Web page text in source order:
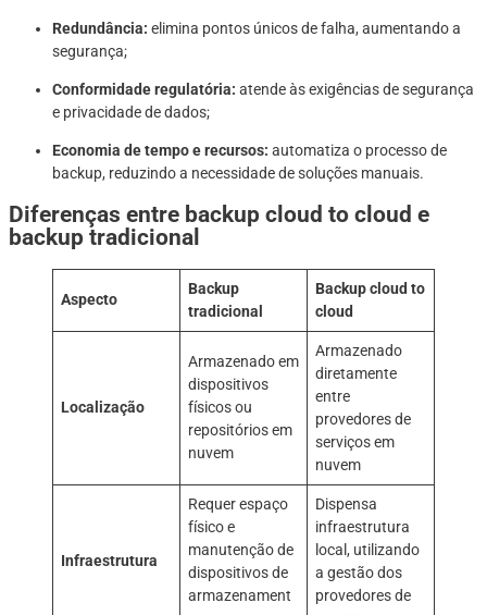
Redundância: elimina pontos únicos de falha, aumentando a
segurança;
Conformidade regulatória: atende às exigências de segurança
e privacidade de dados;
Economia de tempo e recursos: automatiza o processo de
backup, reduzindo a necessidade de soluções manuais.
Diferenças entre backup cloud to cloud e
backup tradicional
Aspecto
Backup
tradicional
Backup cloud to
cloud
Localização
Armazenado em
dispositivos
físicos ou
repositórios em
nuvem
Armazenado
diretamente
entre
provedores de
serviços em
nuvem
Infraestrutura
Requer espaço
físico e
manutenção de
dispositivos de
armazenament
Dispensa
infraestrutura
local, utilizando
a gestão dos
provedores de